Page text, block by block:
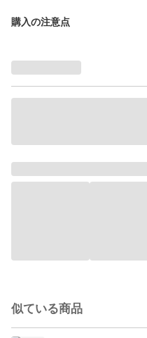
購入の注意点
似ている商品